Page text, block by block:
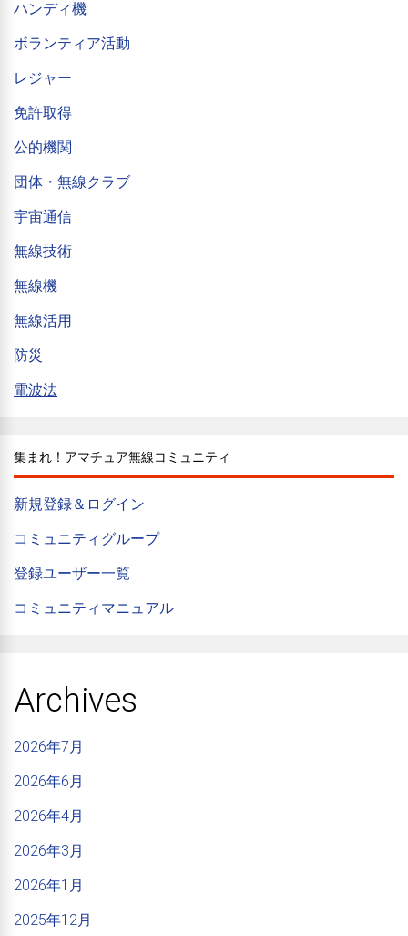
ハンディ機
ボランティア活動
レジャー
免許取得
公的機関
団体・無線クラブ
宇宙通信
無線技術
無線機
無線活用
防災
電波法
集まれ！アマチュア無線コミュニティ
新規登録＆ログイン
コミュニティグループ
登録ユーザー一覧
コミュニティマニュアル
Archives
2026年7月
2026年6月
2026年4月
2026年3月
2026年1月
2025年12月